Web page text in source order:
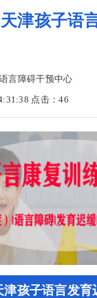
津孩子语
言障碍干预中心
点击：46
津孩子语言发